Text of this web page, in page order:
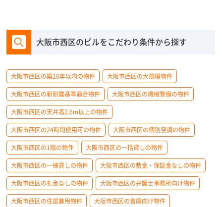
大阪市西区のビルをこだわり条件から探す
大阪市西区の築10年以内の物件 大阪市西区の大規模物件
大阪市西区の新耐震基準適合物件 大阪市西区の機械警備の物件
大阪市西区の天井高2.6m以上の物件
大阪市西区の24時間使用可の物件 大阪市西区の個別空調の物件
大阪市西区の1階の物件 大阪市西区の一括貸しの物件
大阪市西区の一棟貸しの物件 大阪市西区の敷金・保証金なしの物件
大阪市西区の礼金なしの物件 大阪市西区の弁護士事務所向け物件
大阪市西区の住居兼用物件 大阪市西区の倉庫向け物件